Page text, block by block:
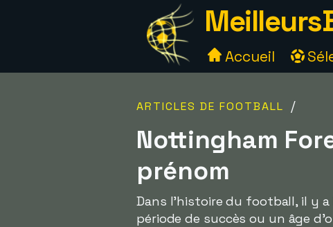
Accueil
ARTICLES DE FOOTBALL /
Nottingham
prénom
Dans l'histoire du football, il y
période de succès ou un âge